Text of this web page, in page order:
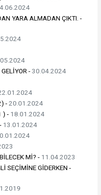
YARA ALMADAN ÇIKTI. -
-30.04.2024
-20.01.2024
) - 18.01.2024
13.01.2024
Mİ? - 11.04.2023
SEÇİMİNE GİDERKEN -